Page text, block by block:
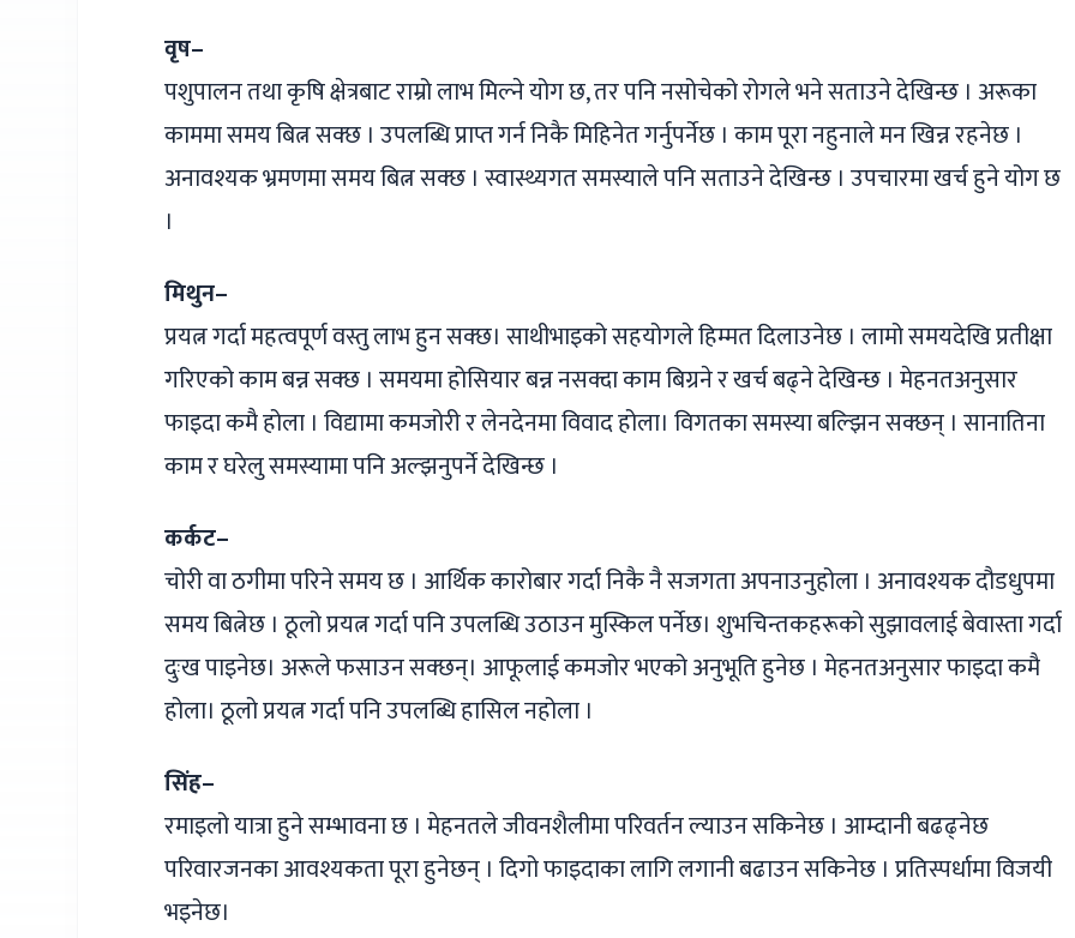
वृष–
पशुपालन तथा कृषि क्षेत्रबाट राम्रो लाभ मिल्ने योग छ, तर पनि नसोचेको रोगले भने सताउने देखिन्छ । अरूका
काममा समय बित्न सक्छ । उपलब्धि प्राप्त गर्न निकै मिहिनेत गर्नुपर्नेछ । काम पूरा नहुनाले मन खिन्न रहनेछ ।
अनावश्यक भ्रमणमा समय बित्न सक्छ । स्वास्थ्यगत समस्याले पनि सताउने देखिन्छ । उपचारमा खर्च हुने योग छ
।
मिथुन–
प्रयत्न गर्दा महत्वपूर्ण वस्तु लाभ हुन सक्छ। साथीभाइको सहयोगले हिम्मत दिलाउनेछ । लामो समयदेखि प्रतीक्षा
गरिएको काम बन्न सक्छ । समयमा होसियार बन्न नसक्दा काम बिग्रने र खर्च बढ्ने देखिन्छ । मेहनतअनुसार
फाइदा कमै होला । विद्यामा कमजोरी र लेनदेनमा विवाद होला। विगतका समस्या बल्झिन सक्छन् । सानातिना
काम र घरेलु समस्यामा पनि अल्झनुपर्ने देखिन्छ ।
कर्कट–
चोरी वा ठगीमा परिने समय छ । आर्थिक कारोबार गर्दा निकै नै सजगता अपनाउनुहोला । अनावश्यक दौडधुपमा
समय बित्नेछ । ठूलो प्रयत्न गर्दा पनि उपलब्धि उठाउन मुस्किल पर्नेछ। शुभचिन्तकहरूको सुझावलाई बेवास्ता गर्दा
दुःख पाइनेछ। अरूले फसाउन सक्छन्। आफूलाई कमजोर भएको अनुभूति हुनेछ । मेहनतअनुसार फाइदा कमै
होला। ठूलो प्रयत्न गर्दा पनि उपलब्धि हासिल नहोला ।
सिंह–
रमाइलो यात्रा हुने सम्भावना छ । मेहनतले जीवनशैलीमा परिवर्तन ल्याउन सकिनेछ । आम्दानी बढढ्नेछ
परिवारजनका आवश्यकता पूरा हुनेछन् । दिगो फाइदाका लागि लगानी बढाउन सकिनेछ । प्रतिस्पर्धामा विजयी
भइनेछ।